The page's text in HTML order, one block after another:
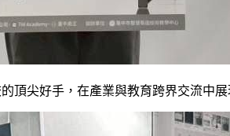
頂尖好手，在產業與教育跨界交流中